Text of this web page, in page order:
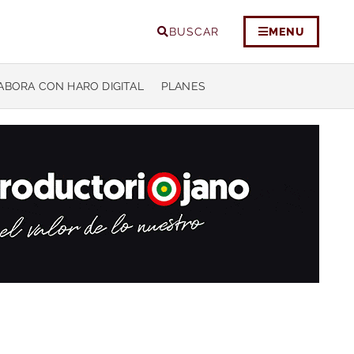
BUSCAR MENU
CON HARO DIGITAL PLANES